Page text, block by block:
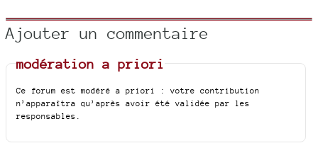
Ajouter un commentaire
modération a priori
Ce forum est modéré a priori : votre contribution
n’apparaîtra qu’après avoir été validée par les
responsables.